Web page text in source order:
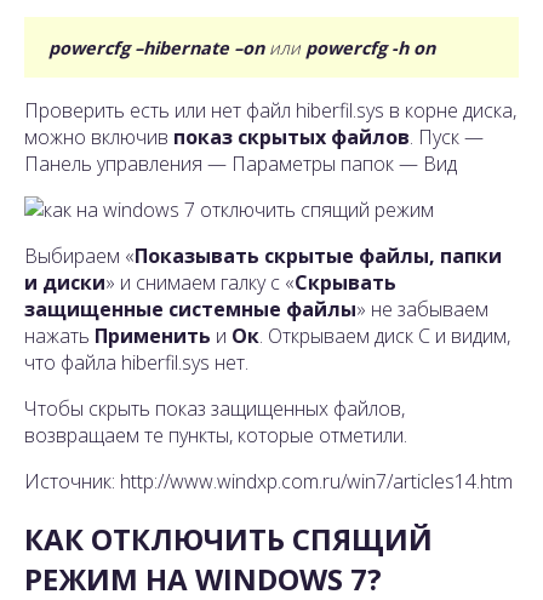
powercfg –hibernate –onили powercfg -h on
Проверить есть или нет файл hiberfil.sys в корне диска,
можно включив показ скрытых файлов. Пуск —
Панель управления — Параметры папок — Вид
Выбираем «Показывать скрытые файлы, папки
и диски» и снимаем галку с «Скрывать
защищенные системные файлы» не забываем
нажать Применить и Ок. Открываем диск С и видим,
что файла hiberfil.sys нет.
Чтобы скрыть показ защищенных файлов,
возвращаем те пункты, которые отметили.
Источник: http://www.windxp.com.ru/win7/articles14.htm
КАК ОТКЛЮЧИТЬ СПЯЩИЙ
РЕЖИМ НА WINDOWS 7?